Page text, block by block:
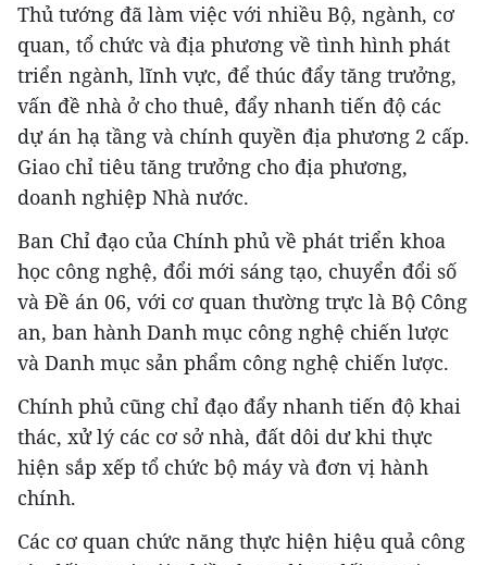
Thủ tướng đã làm việc với nhiều Bộ, ngành, cơ
quan, tổ chức và địa phương về tình hình phát
triển ngành, lĩnh vực, để thúc đẩy tăng trưởng,
vấn đề nhà ở cho thuê, đẩy nhanh tiến độ các
dự án hạ tầng và chính quyền địa phương 2 cấp.
Giao chỉ tiêu tăng trưởng cho địa phương,
doanh nghiệp Nhà nước.
Ban Chỉ đạo của Chính phủ về phát triển khoa
học công nghệ, đổi mới sáng tạo, chuyển đổi số
và Đề án 06, với cơ quan thường trực là Bộ Công
an, ban hành Danh mục công nghệ chiến lược
và Danh mục sản phẩm công nghệ chiến lược.
Chính phủ cũng chỉ đạo đẩy nhanh tiến độ khai
thác, xử lý các cơ sở nhà, đất dôi dư khi thực
hiện sắp xếp tổ chức bộ máy và đơn vị hành
chính.
Các cơ quan chức năng thực hiện hiệu quả công